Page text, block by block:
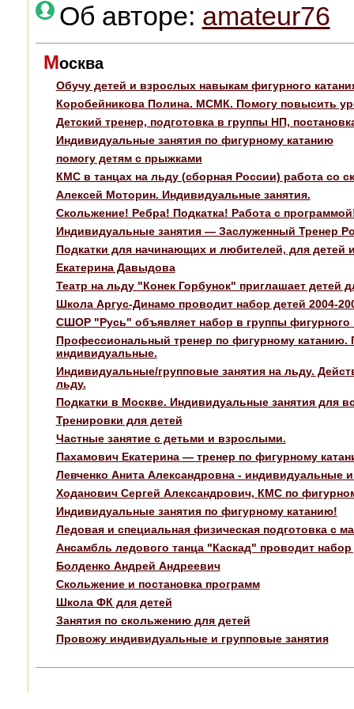
Об авторе: amateur76
Москва
Обучу детей и взрослых навыкам фигурного
Коробейникова Полина. МСМК. Помогу повысить
Детский тренер, подготовка в группы НП,
Индивидуальные занятия по фигурному катанию
помогу детям с прыжками
КМС в танцах на льду (сборная России) работа со
Алексей Моторин. Индивидуальные занятия.
Скольжение! Ребра! Подкатка! Работа с
Индивидуальные занятия — Заслуженный Тренер
Подкатки для начинающих и любителей, для детей
Екатерина Давыдова
Театр на льду "Конек Горбунок" приглашает детей
Школа Аргус-Динамо проводит набор детей 2004-
СШОР "Русь" объявляет набор в группы фигурного
Профессиональный тренер по фигурному катанию.
индивидуальные.
Индивидуальные/групповые занятия на льду.
льду.
Подкатки в Москве. Индивидуальные занятия для
Тренировки для детей
Частные занятие с детьми и взрослыми.
Пахамович Екатерина — тренер по фигурному
Левченко Анита Александровна - индивидуальные
Ходанович Сергей Александрович, КМС по
Индивидуальные занятия по фигурному катанию!
Ледовая и специальная физическая подготовка с
Ансамбль ледового танца "Каскад" проводит набор
Болденко Андрей Андреевич
Скольжение и постановка программ
Школа ФК для детей
Занятия по скольжению для детей
Провожу индивидуальные и групповые занятия